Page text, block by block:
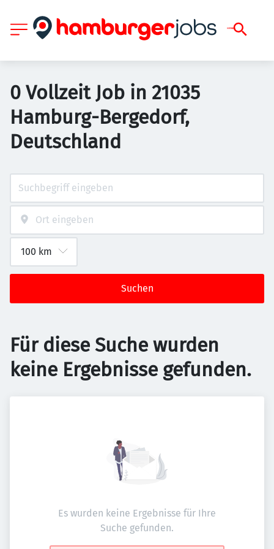
0 Vollzeit Job in 21035
Hamburg-Bergedorf,
Deutschland
Suchen
Für diese Suche wurden
keine Ergebnisse gefunden.
Es wurden keine Ergebnisse für Ihre
Suche gefunden.